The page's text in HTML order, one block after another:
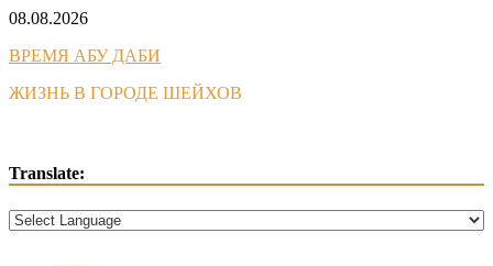
Skip
content
08.08.2026
ВРЕМЯ АБУ ДАБИ
ЖИЗНЬ В ГОРОДЕ ШЕЙХОВ
Translate: